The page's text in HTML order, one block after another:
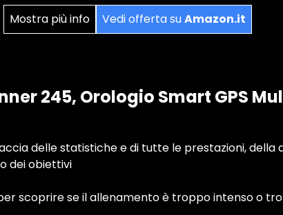
Mostra più info Vedi offerta suAmazon.it
245, Orologio Smart GPS
delle statistiche e di tutte le prestazioni, della
dei obiettivi
scoprire se il allenamento è troppo intenso o